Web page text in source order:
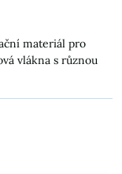
materiál pro
vlákna s různou